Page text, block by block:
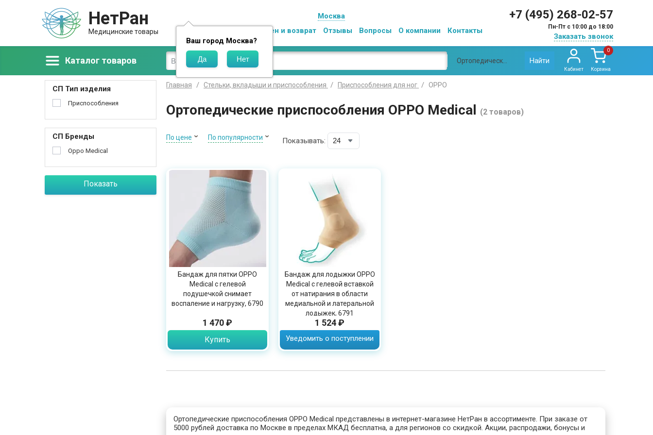
НетРан
Медицинские товары
Москва
Ваш город Москва?
Обмен и возврат Отзывы Вопросы О компании Контакты
+7 (495) 268-02-57
Пн-Пт с 10:00 до 18:00
Заказать звонок
Каталог товаров Найти
Кабинет
0
Корзина
СП Тип изделия
Приспособления
СП Бренды
Oppo Medical
Показать
Главная Стельки, вкладыши и приспособления Приспособления для ног OPPO
Ортопедические приспособления OPPO Medical (2 товаров)
По цене По популярности Показывать:
Бандаж для пятки OPPO
Medical с гелевой
подушечкой снимает
воспаление и нагрузку, 6790
1 470 ₽
Купить
Бандаж для лодыжки OPPO
Medical с гелевой вставкой
от натирания в области
медиальной и латеральной
лодыжек, 6791
1 524 ₽
Уведомить о поступлении
Ортопедические приспособления OPPO Medical представлены в интернет-магазине НетРан в ассортименте. При заказе от
5000 рублей доставка по Москве в пределах МКАД бесплатна, а для регионов со скидкой. Акции, распродажи, бонусы и